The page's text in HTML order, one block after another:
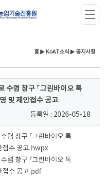
홈▶ KoAT소식 ▶ 공지사항
수렴 창구 「그린바이오 톡
및 제안접수 공고
등록일 : 2026-05-18
렴 창구 『그린바이오 톡
접수 공고.hwpx
렴 창구 『그린바이오 톡
접수 공고.pdf